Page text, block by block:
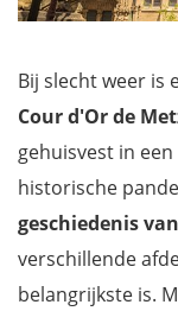
Bij slecht weer is
Cour d'Or de
gehuisvest in
historische
geschiedenis
verschillende
belangrijkste is.